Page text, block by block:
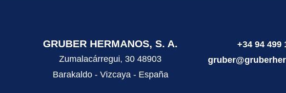
GRUBER HERMANOS, S. A.
Zumalacárregui, 30 48903
Barakaldo - Vizcaya - España
+34 94 499